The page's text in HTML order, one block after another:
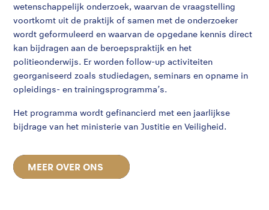
wetenschappelijk onderzoek, waarvan de vraagstelling
voortkomt uit de praktijk of samen met de onderzoeker
wordt geformuleerd en waarvan de opgedane kennis direct
kan bijdragen aan de beroepspraktijk en het
politieonderwijs. Er worden follow-up activiteiten
georganiseerd zoals studiedagen, seminars en opname in
opleidings- en trainingsprogramma’s.
Het programma wordt gefinancierd met een jaarlijkse
bijdrage van het ministerie van Justitie en Veiligheid.
MEER OVER ONS